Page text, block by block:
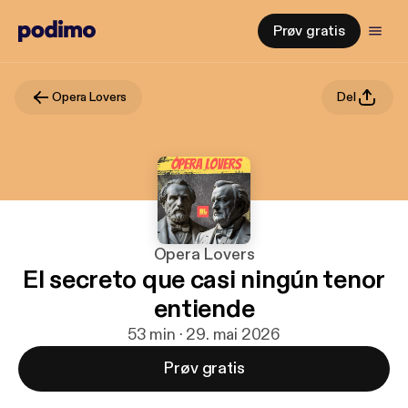
Prøv gratis
Opera Lovers Del
Opera Lovers
El secreto que casi ningún tenor
entiende
53 min · 29. mai 2026
Prøv gratis